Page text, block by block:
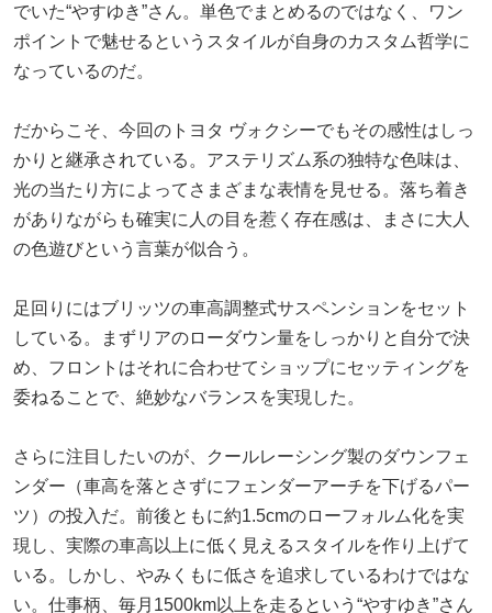
でいた“やすゆき”さん。単色でまとめるのではなく、ワン
ポイントで魅せるというスタイルが自身のカスタム哲学に
なっているのだ。
だからこそ、今回のトヨタ ヴォクシーでもその感性はしっ
かりと継承されている。アステリズム系の独特な色味は、
光の当たり方によってさまざまな表情を見せる。落ち着き
がありながらも確実に人の目を惹く存在感は、まさに大人
の色遊びという言葉が似合う。
足回りにはブリッツの車高調整式サスペンションをセット
している。まずリアのローダウン量をしっかりと自分で決
め、フロントはそれに合わせてショップにセッティングを
委ねることで、絶妙なバランスを実現した。
さらに注目したいのが、クールレーシング製のダウンフェ
ンダー（車高を落とさずにフェンダーアーチを下げるパー
ツ）の投入だ。前後ともに約1.5cmのローフォルム化を実
現し、実際の車高以上に低く見えるスタイルを作り上げて
いる。しかし、やみくもに低さを追求しているわけではな
い。仕事柄、毎月1500km以上を走るという“やすゆき”さん